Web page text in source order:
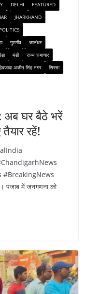
DELHI
FEATURED
JHARKHAND
POLITICS
गुडगाँव
जालंधर
मंडी
राज्य समाचार
अजीत सिंह नगर
सिरसा
घर बैठे भरें
रहें!
#BreakingNews
पंजाब में जनगणना को